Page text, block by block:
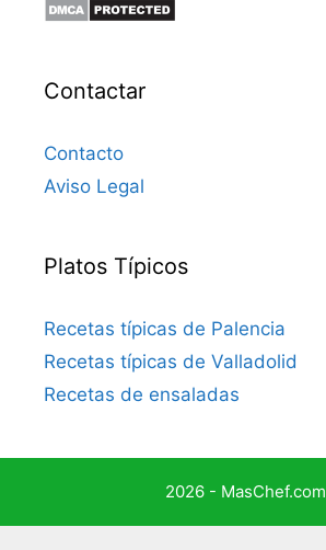
Contactar
Contacto
Aviso Legal
Platos Típicos
Recetas típicas de Palencia
Recetas típicas de Valladolid
Recetas de ensaladas
2026 - MasChef.com